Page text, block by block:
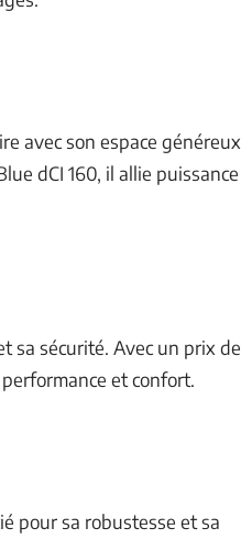
avec son espace généreux
dCI 160, il allie puissance
sa sécurité. Avec un prix de
et confort.
pour sa robustesse et sa